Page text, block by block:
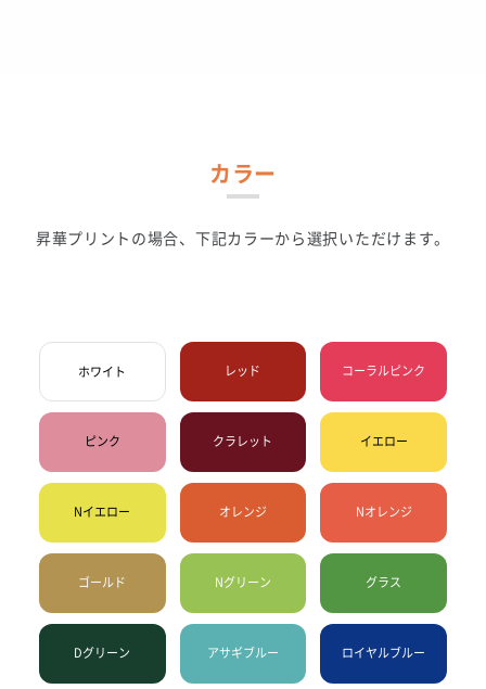
カラー
昇華プリントの場合、下記カラーから選択いただけます。
ホワイト レッド コーラルピンク
ピンク クラレット イエロー
Nイエロー オレンジ Nオレンジ
ゴールド Nグリーン グラス
Dグリーン アサギブルー ロイヤルブルー